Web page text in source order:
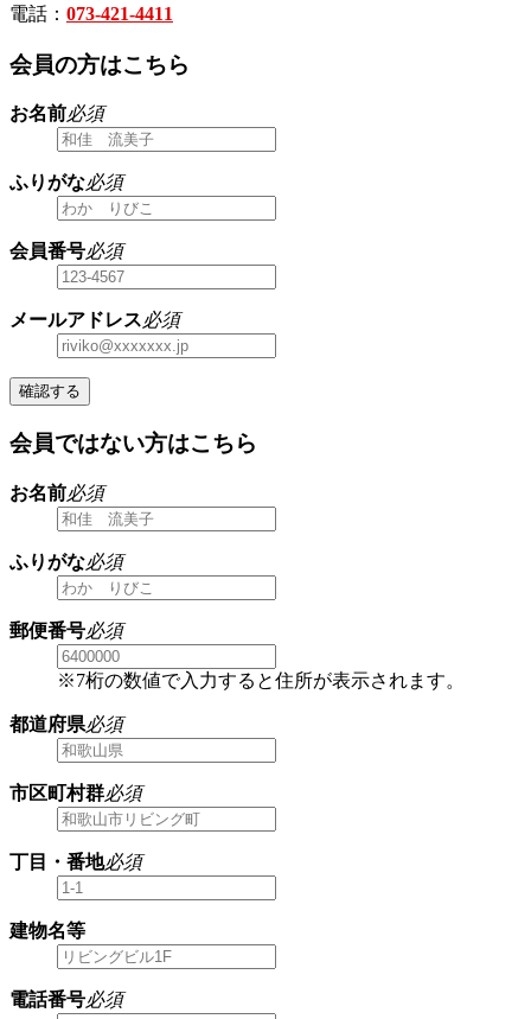
電話： 073-421-4411
会員の方はこちら
お名前必須
ふりがな必須
会員番号必須
メールアドレス必須
確認する
会員ではない方はこちら
お名前必須
ふりがな必須
郵便番号必須
※7桁の数値で入力すると住所が表示されます。
都道府県必須
市区町村群必須
丁目・番地必須
建物名等
電話番号必須